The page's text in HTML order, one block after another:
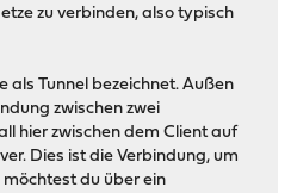
zu verbinden, also typisch
als Tunnel bezeichnet. Außen
zwischen zwei
hier zwischen dem Client auf
Dies ist die Verbindung, um
möchtest du über ein